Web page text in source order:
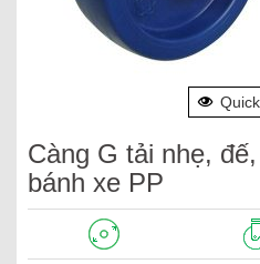
Càng G tải nhẹ,
bánh xe PP